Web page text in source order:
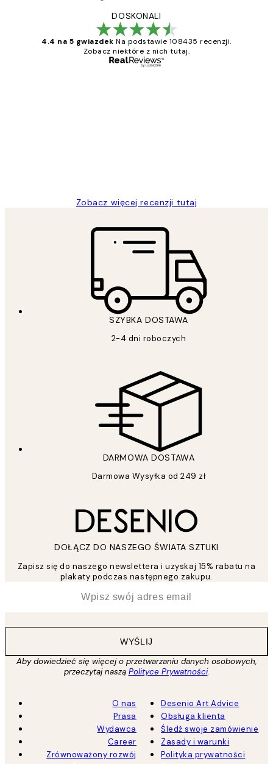
DOSKONALI
4.4 na 5 gwiazdek Na podstawie 108435 recenzji.
Zobacz niektóre z nich tutaj.
Zobacz więcej recenzji tutaj
SZYBKA DOSTAWA
2-4 dni roboczych
DARMOWA DOSTAWA
Darmowa Wysyłka od 249 zł
DOŁĄCZ DO NASZEGO ŚWIATA SZTUKI
Zapisz się do naszego newslettera i uzyskaj 15% rabatu na
plakaty podczas następnego zakupu.
WYŚLIJ
Aby dowiedzieć się więcej o przetwarzaniu danych osobowych,
przeczytaj naszą Polityce Prywatności.
O nas
Prasa
Wydawca
Career
Zrównoważony rozwój
Desenio Art Advice
Obsługa klienta
Śledź swoje zamówienie
Zasady i warunki
Polityka prywatności